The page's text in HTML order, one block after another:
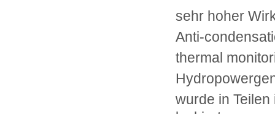
sehr hoher
Anti-
thermal
wurde in